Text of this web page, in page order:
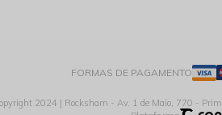
FORMAS DE PAGAMENTO
2024 | Rocksham - Av. 1 de Maio, 770 -